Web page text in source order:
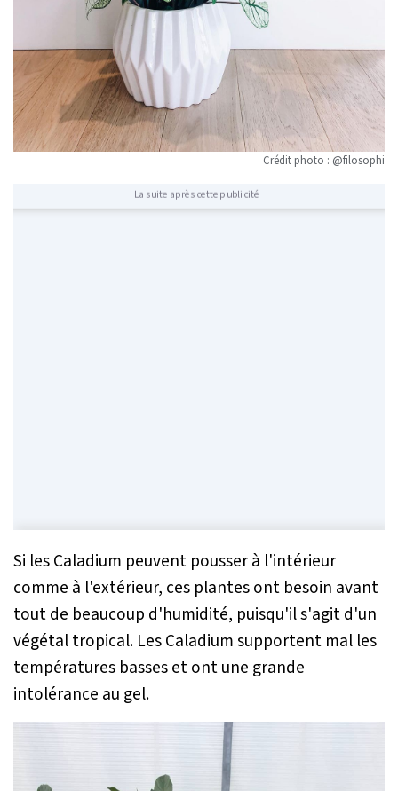
Crédit photo : @filosophi
La suite après cette publicité
Si les Caladium peuvent pousser à l'intérieur
comme à l'extérieur, ces plantes ont besoin avant
tout de beaucoup d'humidité, puisqu'il s'agit d'un
végétal tropical. Les Caladium supportent mal les
températures basses et ont une grande
intolérance au gel.